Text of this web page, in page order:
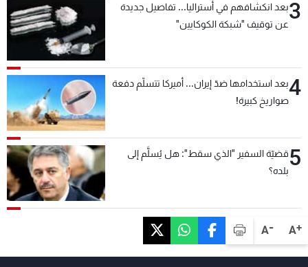
A+
A-
3بعد انكشافهم في أستراليا... تفاصيل جديدة
عن توقيف "شبكة الكوكايين"
4بعد استخدامها ضدّ إيران... أميركا تتسلّم دفعة
صواريخ كبيرة!
5قضيّة السفير "الذي سقط": هل يُسلَّم إلى
بلده؟